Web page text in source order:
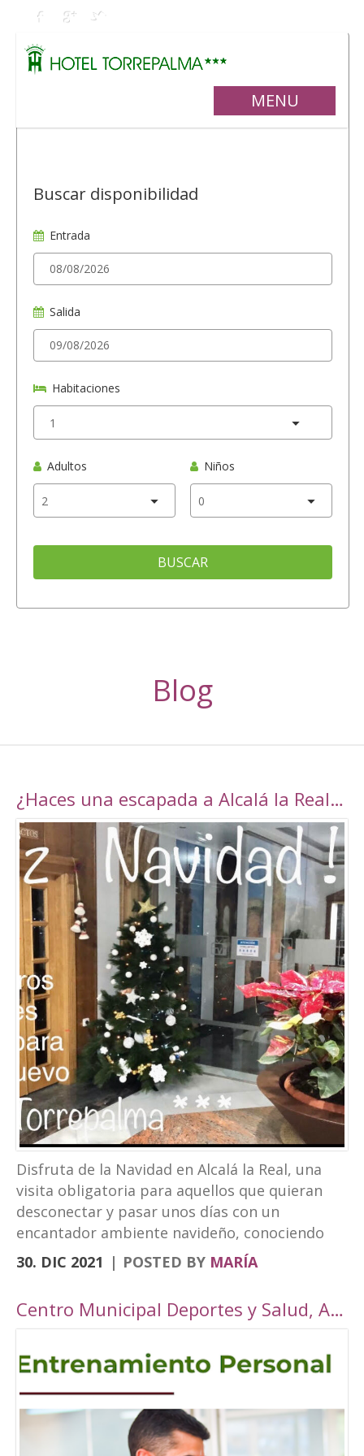
MENU
Buscar disponibilidad
Entrada
Salida
Habitaciones
Adultos Niños
BUSCAR
Blog
¿Haces una escapada a Alcalá la Real esta navidad?
Disfruta de la Navidad en Alcalá la Real, una
visita obligatoria para aquellos que quieran
desconectar y pasar unos días con un
encantador ambiente navideño, conociendo
los rincones tan bonitos que ofrece nuestra
localidad. Este año, Alcalá la Real oferta todo
con una cuidada ambientación navideña. El
Ayuntamiento pasarán ser un parque navideño
donde se colocará un tobogán de hielo
artificial y un tiovivo, acompañados de un
alumbrado navideño digno de la hermosura de
nuestra localidad junto a puestos de castañas,
30. DIC 2021 POSTED BY MARÍA
Centro Municipal Deportes y Salud, Alcalá la Real